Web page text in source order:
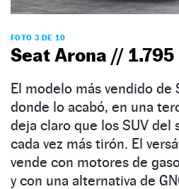
FOTO 3 DE 10
Seat Arona //
El modelo más vendido de
donde lo acabó, en una
deja claro que los SUV del
cada vez más tirón. El
vende con motores de
y con una alternativa de